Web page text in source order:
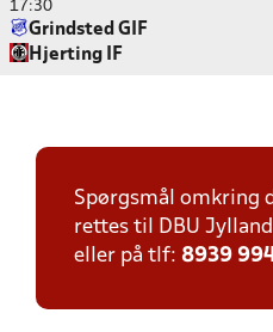
17:30
Grindsted GIF
Hjerting IF
Spørgsmål omkring
rettes til DBU
eller på tlf: 8939